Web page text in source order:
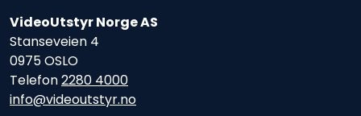
VideoUtstyr Norge AS
Stanseveien 4
0975 OSLO
Telefon2280 4000
info@videoutstyr.no